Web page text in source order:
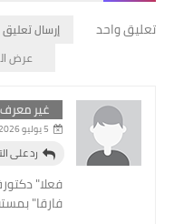
تعليق واحد
إرسال تعليق
عرض
غير معرف
5 يوليو 2026 في 10:11 م
فعلا"
فارقا"
رد على